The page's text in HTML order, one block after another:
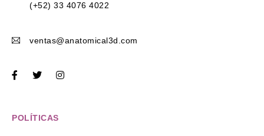
(+52) 33 4076 4022
ventas@anatomical3d.com
POLÍTICAS